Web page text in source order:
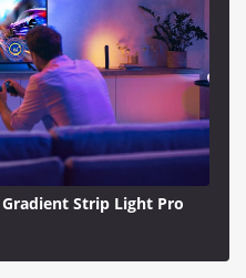
Strip Light Pro